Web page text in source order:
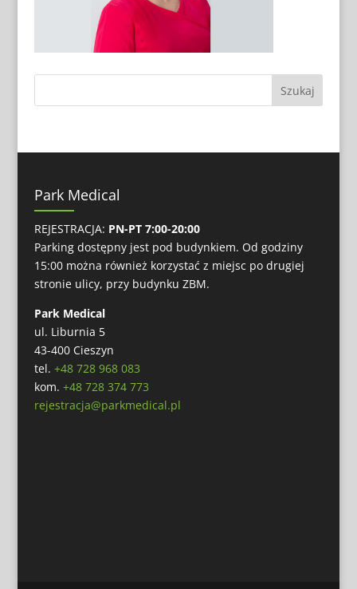
Park Medical
REJESTRACJA: PN-PT 7:00-20:00
Parking dostępny jest pod budynkiem. Od godziny
15:00 można również korzystać z miejsc po drugiej
stronie ulicy, przy budynku ZBM.
Park Medical
ul. Liburnia 5
43-400 Cieszyn
tel. +48 728 968 083
kom. +48 728 374 773
rejestracja@parkmedical.pl